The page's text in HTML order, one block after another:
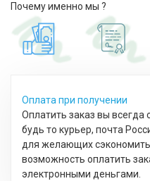
Почему именно мы ?
Оплата при получении
Оплатить заказ вы
будь то курьер, почта
для желающих
возможность оплатить
электронными деньгами.